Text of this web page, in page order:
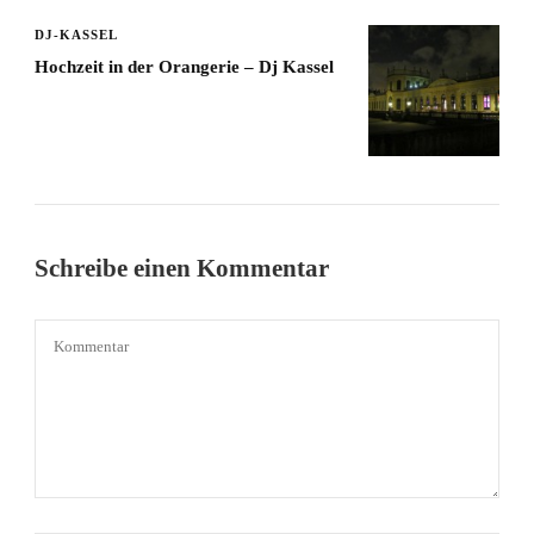
DJ-KASSEL
Hochzeit in der Orangerie – Dj Kassel
Schreibe einen Kommentar